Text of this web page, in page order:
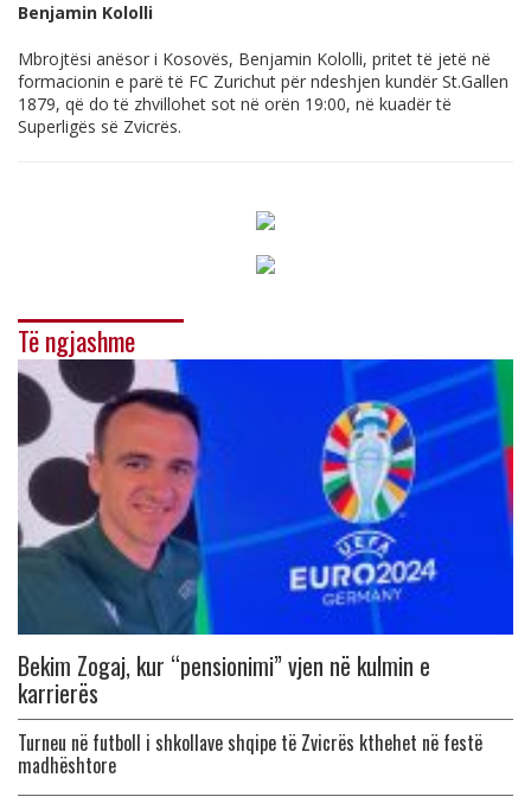
Benjamin Kololli
Mbrojtësi anësor i Kosovës, Benjamin Kololli, pritet të jetë në
formacionin e parë të FC Zurichut për ndeshjen kundër St.Gallen
1879, që do të zhvillohet sot në orën 19:00, në kuadër të
Superligës së Zvicrës.
Të ngjashme
Bekim Zogaj, kur “pensionimi” vjen në kulmin e
karrierës
Turneu në futboll i shkollave shqipe të Zvicrës kthehet në festë
madhështore